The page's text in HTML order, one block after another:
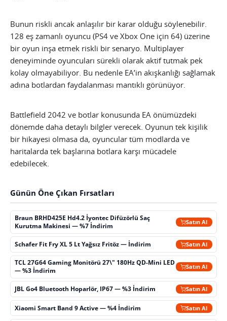
Bunun riskli ancak anlaşılır bir karar olduğu söylenebilir.
128 eş zamanlı oyuncu (PS4 ve Xbox One için 64) üzerine
bir oyun inşa etmek riskli bir senaryo. Multiplayer
deneyiminde oyuncuları sürekli olarak aktif tutmak pek
kolay olmayabiliyor. Bu nedenle EA’in akışkanlığı sağlamak
adına botlardan faydalanması mantıklı görünüyor.
Battlefield 2042 ve botlar konusunda EA önümüzdeki
dönemde daha detaylı bilgler verecek. Oyunun tek kişilik
bir hikayesi olmasa da, oyuncular tüm modlarda ve
haritalarda tek başlarına botlara karşı mücadele
edebilecek.
Günün Öne Çıkan Fırsatları
Braun BRHD425E Hd4.2 İyontec Difüzörlü Saç
Kurutma Makinesi — %7 İndirim
Satın Al
Schafer Fit Fry XL 5 Lt Yağsız Fritöz — İndirim Satın Al
TCL 27G64 Gaming Monitörü 27\" 180Hz QD-Mini LED
— %3 İndirim
Satın Al
JBL Go4 Bluetooth Hoparlör, IP67 — %3 İndirim Satın Al
Xiaomi Smart Band 9 Active — %4 İndirim Satın Al